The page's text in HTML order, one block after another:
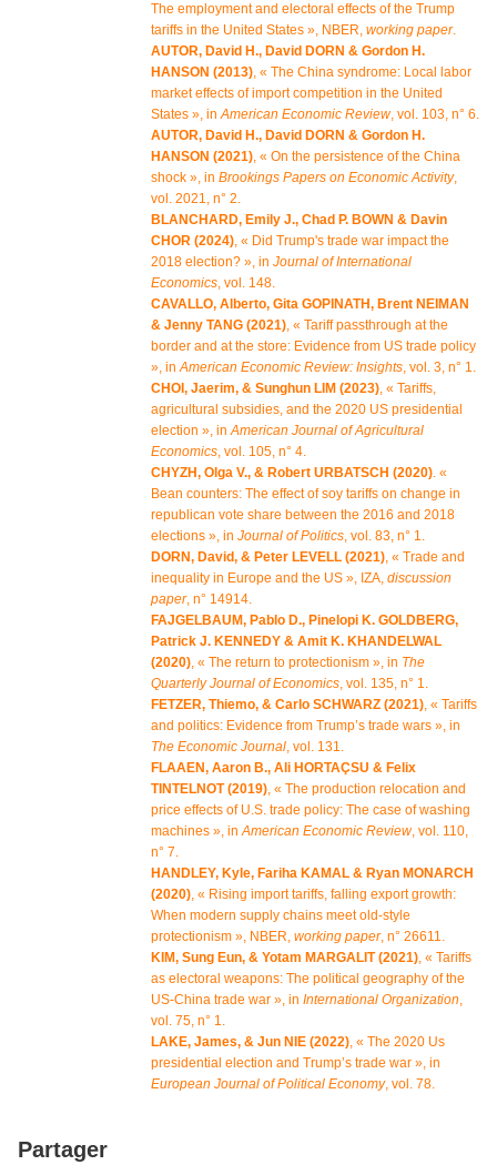
The employment and electoral effects of the Trump
tariffs in the United States », NBER, working paper.
AUTOR, David H., David DORN & Gordon H.
HANSON (2013), « The China syndrome: Local labor
market effects of import competition in the United
States », inAmerican Economic Review, vol. 103, n° 6.
AUTOR, David H., David DORN & Gordon H.
HANSON (2021), « On the persistence of the China
shock », in Brookings Papers on Economic Activity,
vol. 2021, n° 2.
BLANCHARD, Emily J., Chad P. BOWN & Davin
CHOR (2024), « Did Trump's trade war impact the
2018 election? », in Journal of International
Economics, vol. 148.
CAVALLO, Alberto, Gita GOPINATH, Brent NEIMAN
& Jenny TANG (2021), « Tariff passthrough at the
border and at the store: Evidence from US trade policy
», inAmerican Economic Review: Insights, vol. 3, n° 1.
CHOI, Jaerim, & Sunghun LIM (2023), « Tariffs,
agricultural subsidies, and the 2020 US presidential
election », inAmerican Journal of Agricultural
Economics, vol. 105, n° 4.
CHYZH, Olga V., & Robert URBATSCH (2020). «
Bean counters: The effect of soy tariffs on change in
republican vote share between the 2016 and 2018
elections », in Journal of Politics, vol. 83, n° 1.
DORN, David, & Peter LEVELL (2021), « Trade and
inequality in Europe and the US », IZA, discussion
paper, n° 14914.
FAJGELBAUM, Pablo D., Pinelopi K. GOLDBERG,
Patrick J. KENNEDY & Amit K. KHANDELWAL
(2020), « The return to protectionism », in The
Quarterly Journal of Economics, vol. 135, n° 1.
FETZER, Thiemo, & Carlo SCHWARZ (2021), « Tariffs
and politics: Evidence from Trump’s trade wars », in
The Economic Journal, vol. 131.
FLAAEN, Aaron B., Ali HORTAÇSU & Felix
TINTELNOT (2019), « The production relocation and
price effects of U.S. trade policy: The case of washing
machines », in American Economic Review, vol. 110,
n° 7.
HANDLEY, Kyle, Fariha KAMAL & Ryan MONARCH
(2020), « Rising import tariffs, falling export growth:
When modern supply chains meet old-style
protectionism », NBER, working paper, n° 26611.
KIM, Sung Eun, & Yotam MARGALIT (2021), « Tariffs
as electoral weapons: The political geography of the
US-China trade war », in International Organization,
vol. 75, n° 1.
LAKE, James, & Jun NIE (2022), « The 2020 Us
presidential election and Trump’s trade war », in
European Journal of Political Economy, vol. 78.
Partager